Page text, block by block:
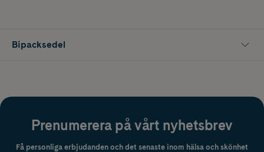
Bipacksedel
Prenumerera på vårt nyhetsbrev
Få personliga erbjudanden och det senaste inom hälsa och skönhet